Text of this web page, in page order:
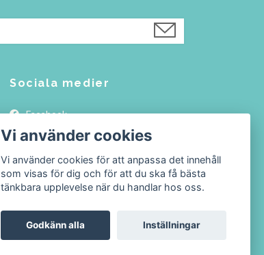
Sociala medier
Facebook
Instagram
Vi använder cookies
Vi använder cookies för att anpassa det innehåll
som visas för dig och för att du ska få bästa
tänkbara upplevelse när du handlar hos oss.
Godkänn alla Inställningar